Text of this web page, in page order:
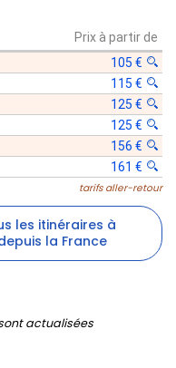
Prix à partir de
105 €
115 €
125 €
125 €
156 €
161 €
tarifs aller-retour
les itinéraires à
la France
actualisées